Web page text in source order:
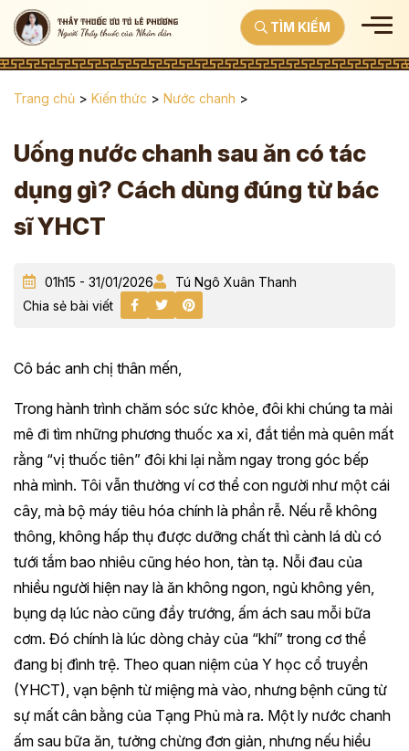
TÌM KIẾM
Trang chủ > Kiến thức > Nước chanh >
Uống nước chanh sau ăn có tác
dụng gì? Cách dùng đúng từ bác
sĩ YHCT
01h15 - 31/01/2026
Tú Ngô Xuân Thanh
Chia sẻ bài viết
Cô bác anh chị thân mến,
Trong hành trình chăm sóc sức khỏe, đôi khi chúng ta mải
mê đi tìm những phương thuốc xa xỉ, đắt tiền mà quên mất
rằng “vị thuốc tiên” đôi khi lại nằm ngay trong góc bếp
nhà mình. Tôi vẫn thường ví cơ thể con người như một cái
cây, mà bộ máy tiêu hóa chính là phần rễ. Nếu rễ không
thông, không hấp thụ được dưỡng chất thì cành lá dù có
tưới tắm bao nhiêu cũng héo hon, tàn tạ. Nỗi đau của
nhiều người hiện nay là ăn không ngon, ngủ không yên,
bụng dạ lúc nào cũng đầy trướng, ấm ách sau mỗi bữa
cơm. Đó chính là lúc dòng chảy của “khí” trong cơ thể
đang bị đình trệ. Theo quan niệm của Y học cổ truyền
(YHCT), vạn bệnh từ miệng mà vào, nhưng bệnh cũng từ
sự mất cân bằng của Tạng Phủ mà ra. Một ly nước chanh
ấm sau bữa ăn, tưởng chừng đơn giản, nhưng nếu hiểu